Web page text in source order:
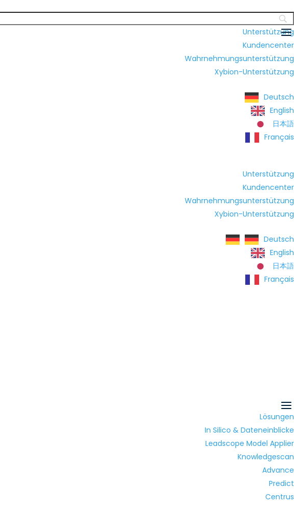
Unterstützung
Kundencenter
Wahrnehmungsunterstützung
Xybion-Unterstützung
Deutsch
English
日本語
Français
Unterstützung
Kundencenter
Wahrnehmungsunterstützung
Xybion-Unterstützung
Deutsch
English
日本語
Français
Lösungen
In Silico & Dateneinblicke
Leadscope Model Applier
Knowledgescan
Advance
Predict
Centrus